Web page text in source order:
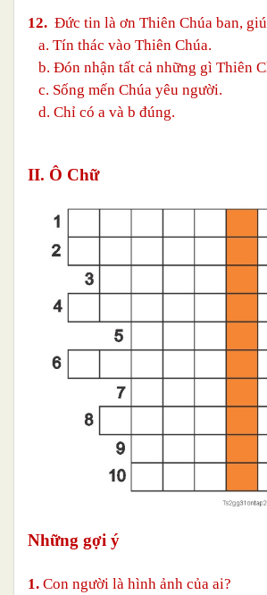
12. Đức tin là ơn Thiên Chúa ban,
a. Tín thác vào Thiên Chúa.
b. Đón nhận tất cả những gì Thiên
c. Sống mến Chúa yêu người.
d. Chỉ có a và b đúng.
II. Ô Chữ
Những gợi ý
1. Con người là hình ảnh của ai?